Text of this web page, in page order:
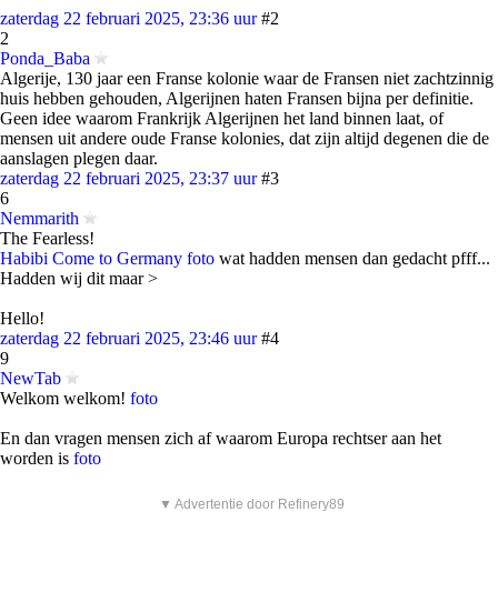
zaterdag 22 februari 2025, 23:36 uur #2
2
Ponda_Baba
Algerije, 130 jaar een Franse kolonie waar de Fransen niet zachtzinnig
huis hebben gehouden, Algerijnen haten Fransen bijna per definitie.
Geen idee waarom Frankrijk Algerijnen het land binnen laat, of
mensen uit andere oude Franse kolonies, dat zijn altijd degenen die de
aanslagen plegen daar.
zaterdag 22 februari 2025, 23:37 uur #3
6
Nemmarith
The Fearless!
Habibi Come to Germany foto wat hadden mensen dan gedacht pfff...
Hadden wij dit maar >
Hello!
zaterdag 22 februari 2025, 23:46 uur #4
9
NewTab
Welkom welkom! foto
En dan vragen mensen zich af waarom Europa rechtser aan het
worden is foto
▼ Advertentie door Refinery89